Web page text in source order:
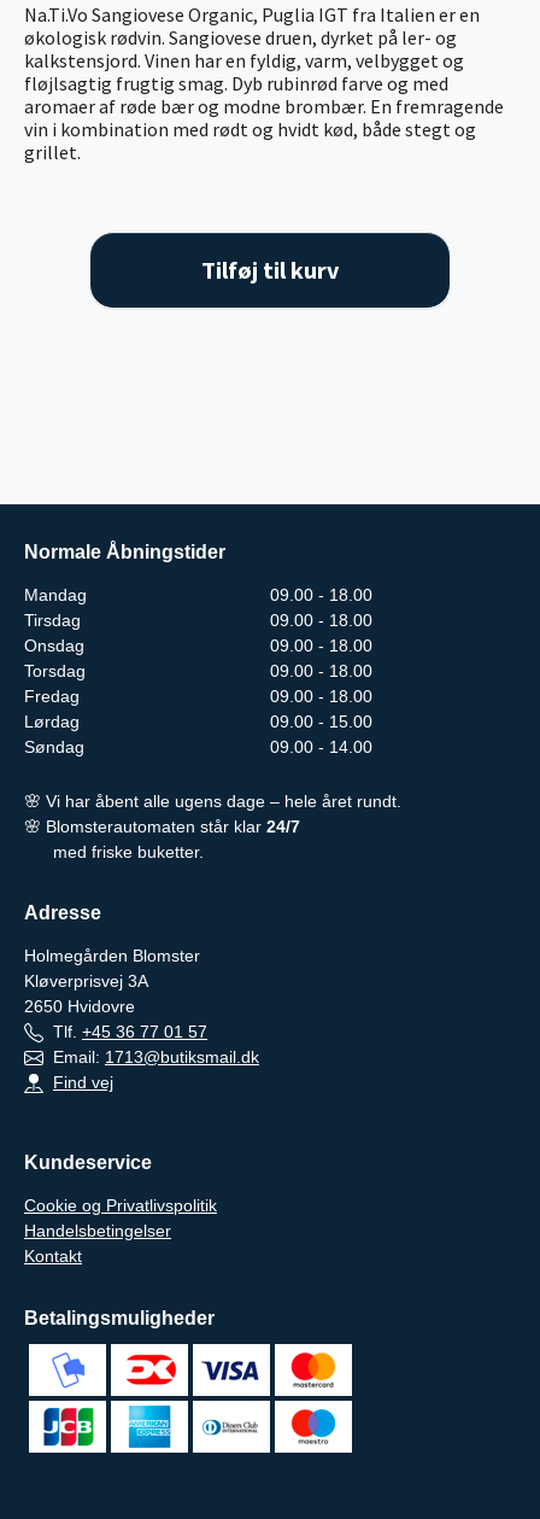
Na.Ti.Vo Sangiovese Organic, Puglia IGT fra Italien er en
økologisk rødvin. Sangiovese druen, dyrket på ler- og
kalkstensjord. Vinen har en fyldig, varm, velbygget og
fløjlsagtig frugtig smag. Dyb rubinrød farve og med
aromaer af røde bær og modne brombær. En fremragende
vin i kombination med rødt og hvidt kød, både stegt og
grillet.
Tilføj til kurv
Normale Åbningstider
Mandag
09.00 - 18.00
Tirsdag
09.00 - 18.00
Onsdag
09.00 - 18.00
Torsdag
09.00 - 18.00
Fredag
09.00 - 18.00
Lørdag
09.00 - 15.00
Søndag
09.00 - 14.00
🌸 Vi har åbent alle ugens dage – hele året rundt.
🌸 Blomsterautomaten står klar 24/7
med friske buketter.
Adresse
Holmegården Blomster
Kløverprisvej 3A
2650 Hvidovre
Tlf. +45 36 77 01 57
Email: 1713@butiksmail.dk
Find vej
Kundeservice
Cookie og Privatlivspolitik
Handelsbetingelser
Kontakt
Betalingsmuligheder